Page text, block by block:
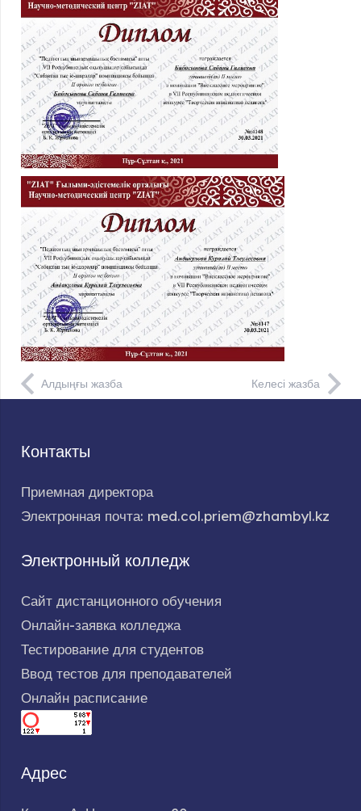
Алдыңғы жазба Келесі жазба
Контакты
Приемная директора
Электронная почта: med.col.priem@zhambyl.kz
Электронный колледж
Сайт дистанционного обучения
Онлайн-заявка колледжа
Тестирование для студентов
Ввод тестов для преподавателей
Онлайн расписание
Адрес